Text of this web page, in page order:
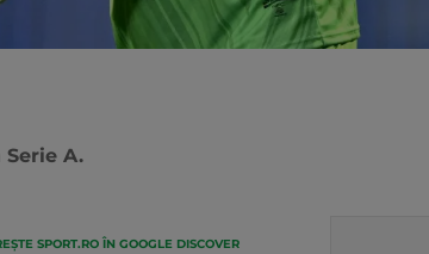
A.
SPORT.RO ÎN GOOGLE DISCOVER